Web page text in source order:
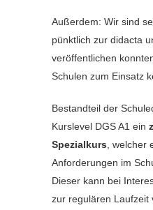
Außerdem: Wir sind
pünktlich zur didacta
veröffentlichen
Schulen zum Einsatz
Bestandteil der
Kurslevel DGS A1 ein
Spezialkurs , welcher
Anforderungen im
Dieser kann bei
zur regulären Laufzeit